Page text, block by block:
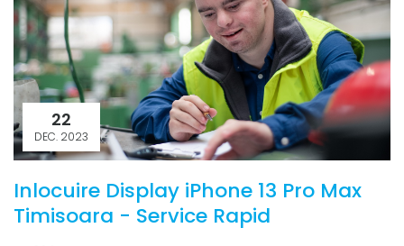
22
DEC. 2023
Inlocuire Display iPhone 13 Pro Max
Timisoara - Service Rapid